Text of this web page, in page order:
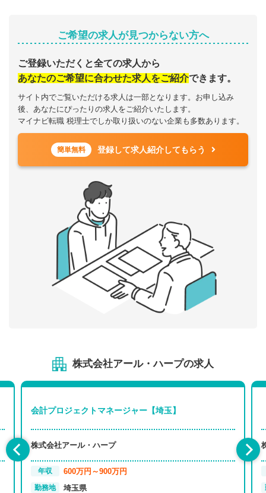
ご希望の求人が見つからない方へ
ご登録いただくと全ての求人から
あなたのご希望に合わせた求人をご紹介できます。
サイト内でご覧いただける求人は一部となります。お申し込み
後、あなたにぴったりの求人をご紹介いたします。
マイナビ転職 税理士でしか取り扱いのない企業も多数あります。
簡単無料 登録して求人紹介してもらう
株式会社アール・ハープの求人
会計プロジェクトマネージャー【埼玉】
株式会社アール・ハープ
年収 600万円～900万円
勤務地 埼玉県